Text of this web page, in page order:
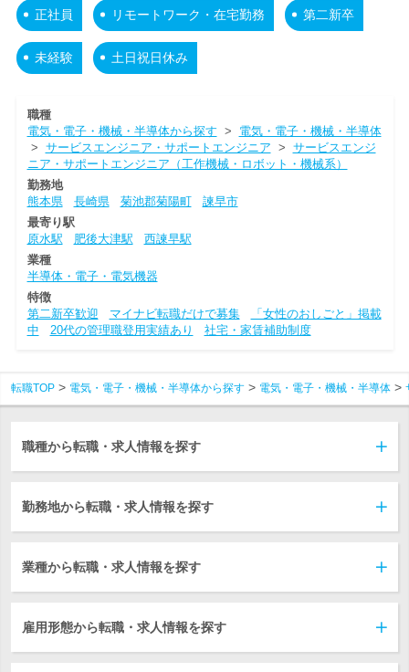
正社員 リモートワーク・在宅勤務 第二新卒
未経験 土日祝日休み
職種
電気・電子・機械・半導体から探す > 電気・電子・機械・半導体
> サービスエンジニア・サポートエンジニア > サービスエンジ
ニア・サポートエンジニア（工作機械・ロボット・機械系）
勤務地
熊本県
長崎県 菊池郡菊陽町
諫早市
最寄り駅
原水駅
肥後大津駅
西諫早駅
業種
半導体・電子・電気機器
特徴
第二新卒歓迎
マイナビ転職だけで募集
「女性のおしごと」掲載
中
20代の管理職登用実績あり 社宅・家賃補助制度
転職TOP 電気・電子・機械・半導体から探す 電気・電子・機械・半導体
職種から転職・求人情報を探す
勤務地から転職・求人情報を探す
業種から転職・求人情報を探す
雇用形態から転職・求人情報を探す